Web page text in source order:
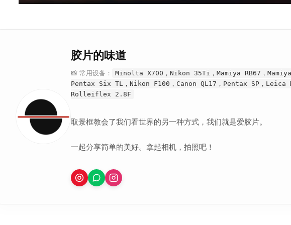
胶片的味道
📸 常用设备：
Minolta X700，Nikon 35Ti，Mamiya RB67，Mamiya
Pentax Six TL，Nikon F100，Canon QL17，Pentax SP，Leica
Rolleiflex 2.8F
取景框教会了我们看世界的另一种方式，我们就是爱胶片。
一起分享简单的美好。拿起相机，拍照吧！